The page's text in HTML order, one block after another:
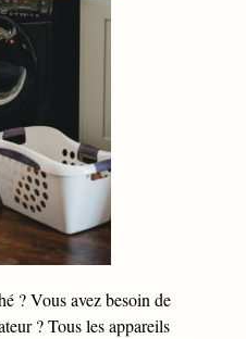
? Vous avez besoin de
? Tous les appareils